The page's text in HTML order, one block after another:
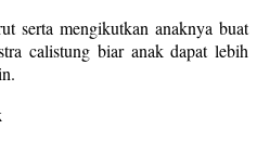
serta mengikutkan anaknya buat
calistung biar anak dapat lebih